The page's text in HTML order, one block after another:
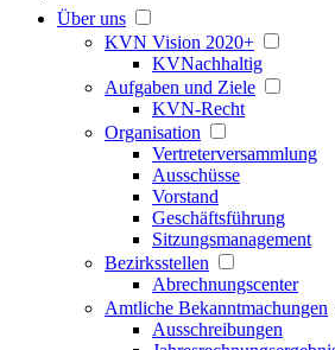
Über uns
KVN Vision 2020+
KVNachhaltig
Aufgaben und Ziele
KVN-Recht
Organisation
Vertreterversammlung
Ausschüsse
Vorstand
Geschäftsführung
Sitzungsmanagement
Bezirksstellen
Abrechnungscenter
Amtliche Bekanntmachungen
Ausschreibungen